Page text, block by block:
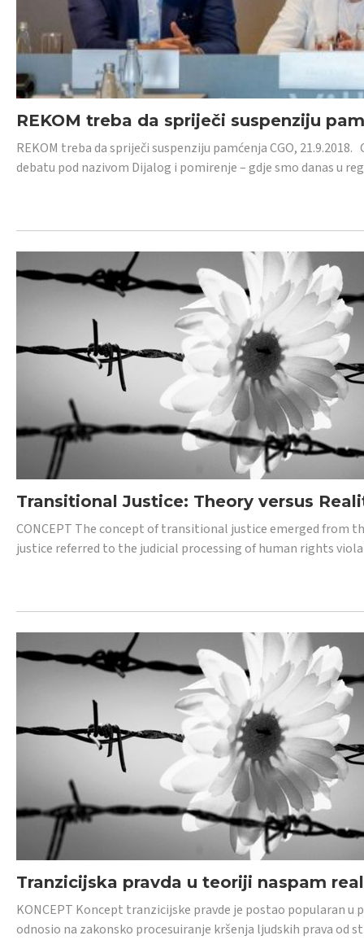
REKOM treba da spriječi suspenziju
REKOM treba da spriječi suspenziju pamćenja CGO,
debatu pod nazivom Dijalog i pomirenje – gdje smo danas u
Transitional Justice: Theory versus
CONCEPT The concept of transitional justice emerged
justice referred to the judicial processing of human rights
Tranzicijska pravda u teoriji naspam
KONCEPT Koncept tranzicijske pravde je postao popularan
odnosio na zakonsko procesuiranje kršenja ljudskih prava